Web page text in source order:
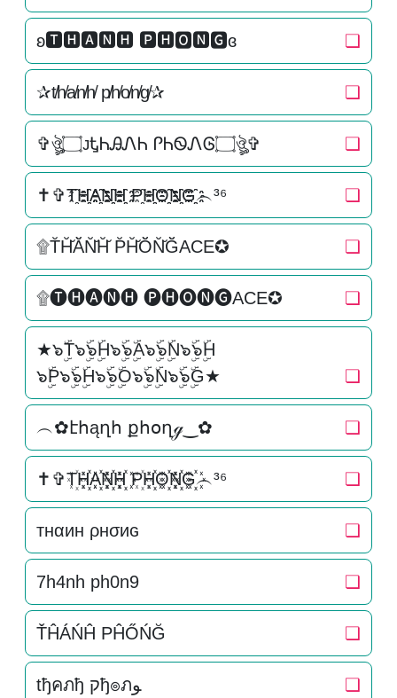
ʚ🆃🅷🅰🅽🅷 🅿🅷🅾🅽🅶ɞ ❏
✰t̸h̸a̸n̸h̸ p̸h̸o̸n̸g̸✰ ❏
✞ঔৣ۝ᴊᎿᏂᎯᏁᏂ ᎵᏂᏫᏁᎶ۝ঔৣ✞ ❏
✝✞T҈H҈҈A҈҈N҈҈H҈҈ P҈H҈҈O҈҈N҈҈G҈҈︵³⁶ ❏
۩T̆H̆̆Ă̆N̆̆H̆̆ P̆H̆̆Ŏ̆N̆̆Ğ̆ACE✪ ❏
۩🅣🅗🅐🅝🅗 🅟🅗🅞🅝🅖ACE✪ ❏
★๖ۣۜT๖ۣۜ๖ۣۜH๖ۣۜ๖ۣۜA๖ۣۜ๖ۣۜN๖ۣۜ๖ۣۜH
๖ۣۜP๖ۣۜ๖ۣۜH๖ۣۜ๖ۣۜO๖ۣۜ๖ۣۜN๖ۣۜ๖ۣۜG★
❏
︵✿էհąղհ քհօղℊ‿✿ ❏
✝✞T꙰H꙰꙰A꙰꙰N꙰꙰H꙰꙰ P꙰H꙰꙰O꙰꙰N꙰꙰G꙰꙰︵³⁶ ❏
тнαин ρнσиɢ ❏
7h4nh ph0n9 ❏
ŤĤÁŃĤ PĤŐŃĞ ❏
tђคภђ קђ๏ภﻮ ❏